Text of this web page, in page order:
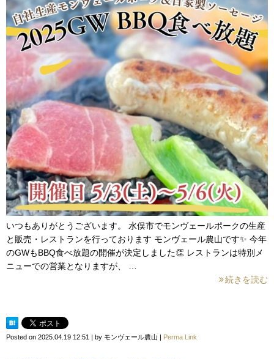
いつもありがとうございます。 水俣市でモンヴェールポークの生産
と販売・レストランを行っております モンヴェール農山です✨ 今年
のGWもBBQ食べ放題の開催が決定しました👏 レストランは特別メ
ニューでの営業となりますが、 …
続きを読む
Posted on 2025.04.19 12:51 | by モンヴェール農山 | Perma Link